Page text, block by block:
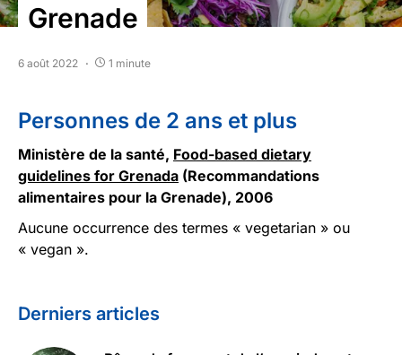
Grenade
6 août 2022 1 minute
Personnes de 2 ans et plus
Ministère de la santé, Food-based dietary
guidelines for Grenada (Recommandations
alimentaires pour la Grenade), 2006
Aucune occurrence des termes « vegetarian » ou
« vegan ».
Derniers articles